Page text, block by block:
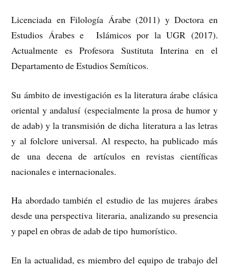
Licenciada en Filología Árabe (2011) y Doctora en
Estudios Árabes e Islámicos por la UGR (2017).
Actualmente es Profesora Sustituta Interina en el
Departamento de Estudios Semíticos.
Su ámbito de investigación es la literatura árabe clásica
oriental y andalusí (especialmente la prosa de humor y
de adab) y la transmisión de dicha literatura a las letras
y al folclore universal. Al respecto, ha publicado más
de una decena de artículos en revistas científicas
nacionales e internacionales.
Ha abordado también el estudio de las mujeres árabes
desde una perspectiva literaria, analizando su presencia
y papel en obras de adab de tipo humorístico.
En la actualidad, es miembro del equipo de trabajo del